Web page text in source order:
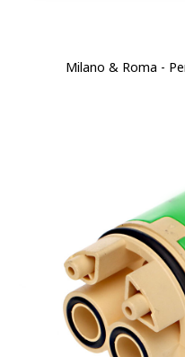
Milano & Roma -